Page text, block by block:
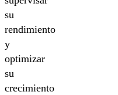
su
rendimiento
y
optimizar
su
crecimiento